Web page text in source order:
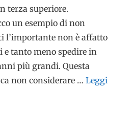
terza superiore.
un esempio di non
l’importante non è affatto
e tanto meno spedire in
più grandi. Questa
non considerare … Leggi